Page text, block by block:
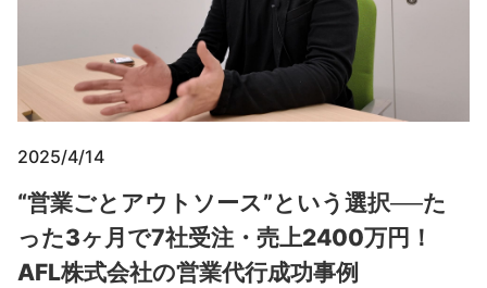
2025/4/14
“営業ごとアウトソース”という選択──た
った3ヶ月で7社受注・売上2400万円！
AFL株式会社の営業代行成功事例